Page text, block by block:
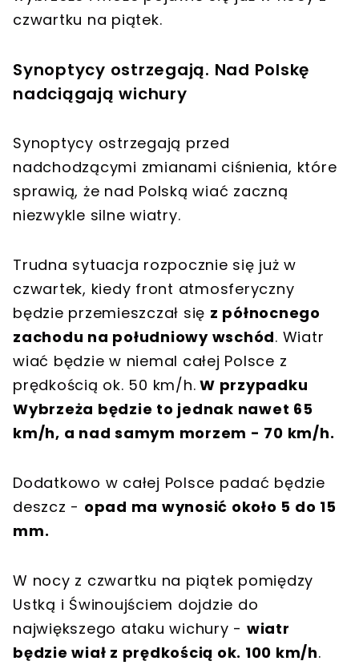
czwartku na piątek.
Synoptycy ostrzegają. Nad Polskę
nadciągają wichury
Synoptycy ostrzegają przed
nadchodzącymi zmianami ciśnienia, które
sprawią, że nad Polską wiać zaczną
niezwykle silne wiatry.
Trudna sytuacja rozpocznie się już w
czwartek, kiedy front atmosferyczny
będzie przemieszczał się z północnego
zachodu na południowy wschód. Wiatr
wiać będzie w niemal całej Polsce z
prędkością ok. 50 km/h. W przypadku
Wybrzeża będzie to jednak nawet 65
km/h, a nad samym morzem - 70 km/h.
Dodatkowo w całej Polsce padać będzie
deszcz - opad ma wynosić około 5 do 15
mm.
W nocy z czwartku na piątek pomiędzy
Ustką i Świnoujściem dojdzie do
największego ataku wichury - wiatr
będzie wiał z prędkością ok. 100 km/h.